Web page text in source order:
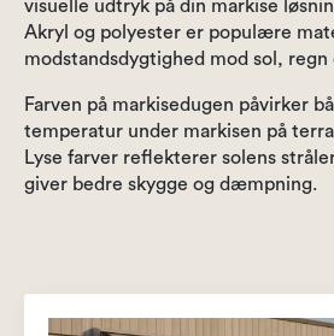
visuelle udtryk på din markise
Akryl og polyester er populære
modstandsdygtighed mod sol, regn
Farven på markisedugen påvirker
temperatur under markisen på
Lyse farver reflekterer solens
giver bedre skygge og dæmpning.